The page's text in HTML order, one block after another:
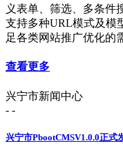
义表单、筛选、多条件
支持多种URL模式及模
足各类网站推广优化的
查看更多
兴宁市新闻中心
- -
兴宁市PbootCMSV1.0.0正式